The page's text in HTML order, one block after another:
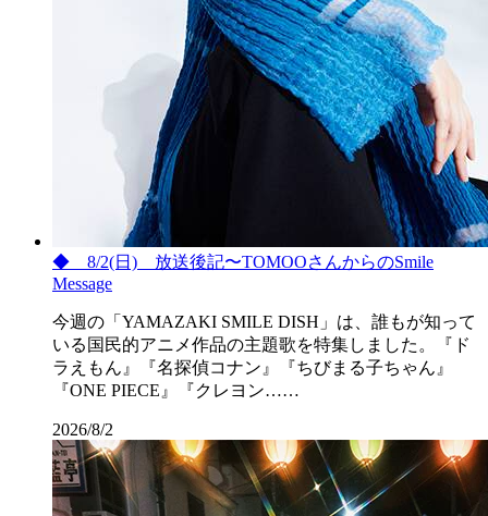
◆ 8/2(日) 放送後記〜TOMOOさんからのSmile
Message
今週の「YAMAZAKI SMILE DISH」は、誰もが知って
いる国民的アニメ作品の主題歌を特集しました。『ド
ラえもん』『名探偵コナン』『ちびまる子ちゃん』
『ONE PIECE』『クレヨン……
2026/8/2